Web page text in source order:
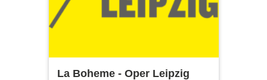
La Boheme - Oper Leipzig